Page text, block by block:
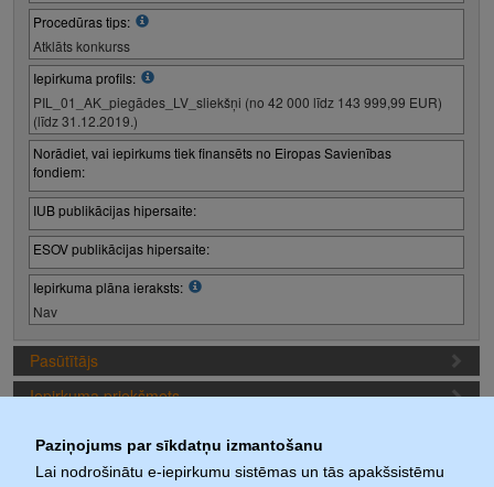
Paziņojums par sīkdatņu izmantošanu
Lai nodrošinātu e-iepirkumu sistēmas un tās apakšsistēmu
Procedūras tips:
Atklāts konkurss
Iepirkuma profils:
PIL_01_AK_piegādes_LV_sliekšņi (no 42 000 līdz 143 999,99 EUR)
(līdz 31.12.2019.)
Norādiet, vai iepirkums tiek finansēts no Eiropas Savienības
fondiem:
IUB publikācijas hipersaite:
ESOV publikācijas hipersaite:
Iepirkuma plāna ieraksts:
Nav
Pasūtītājs
Iepirkuma priekšmets
Iepirkuma termiņi